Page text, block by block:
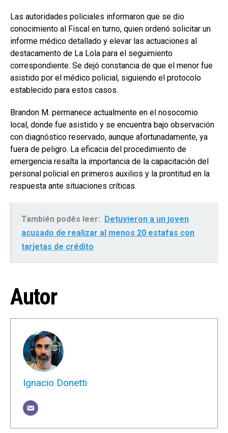
Las autoridades policiales informaron que se dio
conocimiento al Fiscal en turno, quien ordenó solicitar un
informe médico detallado y elevar las actuaciones al
destacamento de La Lola para el seguimiento
correspondiente. Se dejó constancia de que el menor fue
asistido por el médico policial, siguiendo el protocolo
establecido para estos casos.
Brandon M. permanece actualmente en el nosocomio
local, donde fue asistido y se encuentra bajo observación
con diagnóstico reservado, aunque afortunadamente, ya
fuera de peligro. La eficacia del procedimiento de
emergencia resalta la importancia de la capacitación del
personal policial en primeros auxilios y la prontitud en la
respuesta ante situaciones críticas.
También podés leer:
Detuvieron a un joven
acusado de realizar al menos 20 estafas con
tarjetas de crédito
Autor
Ignacio Donetti